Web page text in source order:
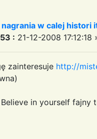
w calej histori
: 21-12-2008 17:12:18
zainteresuje http://
in yourself fajny